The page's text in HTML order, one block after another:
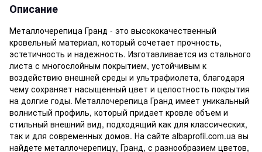
Описание
Металлочерепица Гранд - это высококачественный
кровельный материал, который сочетает прочность,
эстетичность и надежность. Изготавливается из стального
листа с многослойным покрытием, устойчивым к
воздействию внешней среды и ультрафиолета, благодаря
чему сохраняет насыщенный цвет и целостность покрытия
на долгие годы. Металлочерепица Гранд имеет уникальный
волнистый профиль, который придает кровле объем и
стильный внешний вид, подходящий как для классических,
так и для современных домов. На сайте albaprofil.com.ua вы
найдете металлочерепицу, Гранд, с разнообразием цветов,